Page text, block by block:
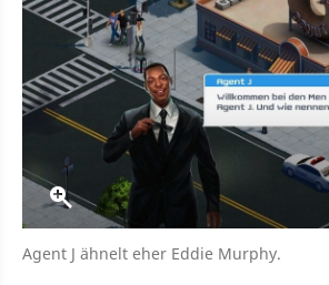
Agent J ähnelt eher Eddie Murphy.